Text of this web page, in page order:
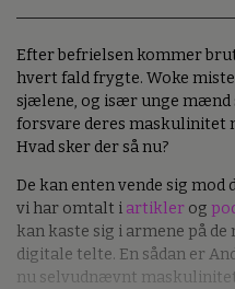
Efter befrielsen kommer
hvert fald frygte. Woke
sjælene, og især unge
forsvare deres maskulinitet
Hvad sker der så nu?
De kan enten vende sig mod
vi har omtalt i artikler og
kan kaste sig i armene på
digitale telte. En sådan er
nu selvudnævnt